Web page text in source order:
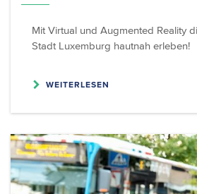
Mit Virtual und Augmented Reality
Stadt Luxemburg hautnah erleben!
WEITERLESEN